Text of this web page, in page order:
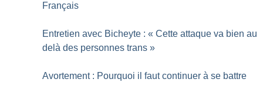
Français
Entretien avec Bicheyte : « Cette attaque va bien au
delà des personnes trans »
Avortement : Pourquoi il faut continuer à se battre